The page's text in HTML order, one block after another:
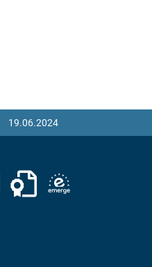
19.06.2024